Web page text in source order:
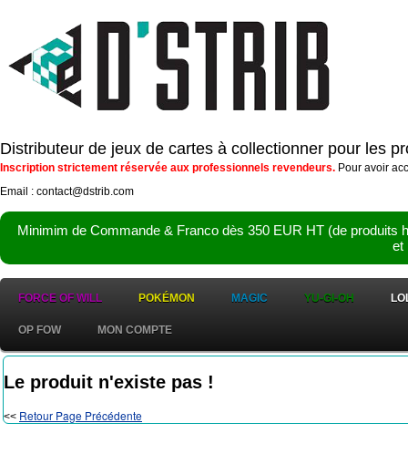
Distributeur de jeux de cartes à collectionner pour les
Inscription strictement réservée aux professionnels revendeurs. Pour avoir
Email : contact@dstrib.com
Minimim de Commande & Franco dès 350 EUR HT (de
et
FORCE OF WILL POKÉMON MAGIC YU-GI-OH
OP FOW MON COMPTE
Le produit n'existe pas !
<< Retour Page Précédente